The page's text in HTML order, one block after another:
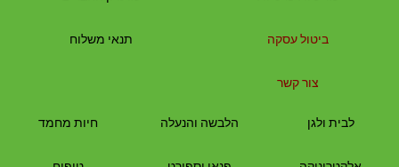
ביטול עסקה
צור קשר
תנאי משלוח
לבית ולגן הלבשה והנעלה חיות מחמד